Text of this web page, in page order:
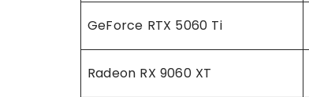
GeForce RTX 5060 Ti
Radeon RX 9060 XT